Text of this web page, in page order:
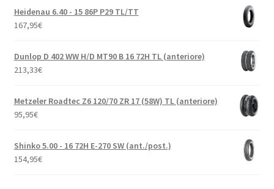
Heidenau 6.40 - 15 86P P29 TL/TT
167,95€
Dunlop D 402 WW H/D MT90 B 16 72H TL (anteriore)
213,33€
Metzeler Roadtec Z6 120/70 ZR 17 (58W) TL (anteriore)
95,95€
Shinko 5.00 - 16 72H E-270 SW (ant./post.)
154,95€